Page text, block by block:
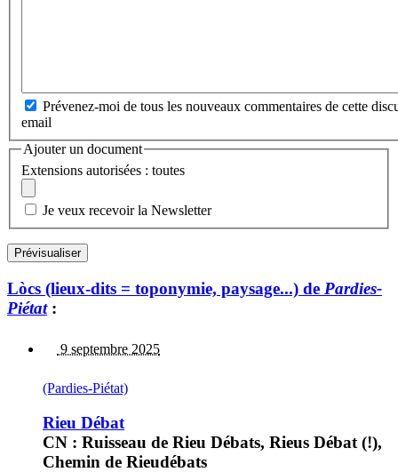
Prévenez-moi de tous les nouveaux commentaires de cette
email
Ajouter un document
Extensions autorisées : toutes
Je veux recevoir la Newsletter
Lòcs (lieux-dits = toponymie, paysage...) de Pardies-
Piétat:
9 septembre 2025
(Pardies-Piétat)
Rieu Débat
CN : Ruisseau de Rieu Débats, Rieus Débat (!),
Chemin de Rieudébats